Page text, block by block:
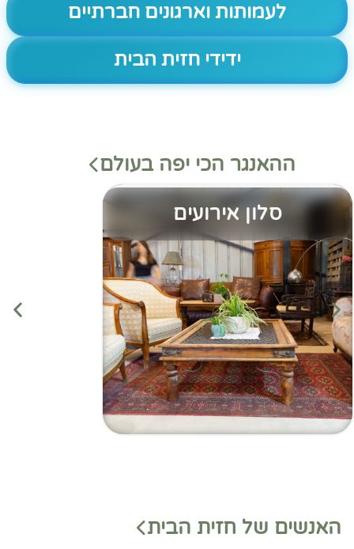
לעמותות וארגונים חברתיים
ידידי חזית הבית
ההאנגר הכי יפה בעולם
סלון אירועים
האנשים של חזית הבית
משמ